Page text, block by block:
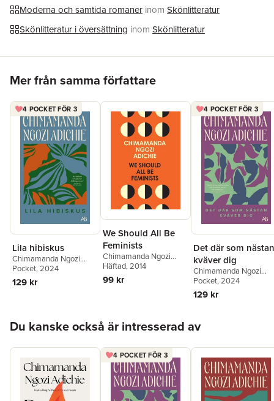
är den bara ett flyktigt tillstånd? Och hur uppriktiga behöver vi
egentligen vara mot oss själva för att kunna älska och bli
älskade?
Moderna och samtida romaner inom Skönlitteratur
Skönlitteratur i översättning inom Skönlitteratur
Mer från samma författare
4 POCKET FÖR 3
Lila hibiskus
Chimamanda Ngozi
Adichie
Pocket, 2024
129 kr
We Should All Be
Feminists
Chimamanda Ngozi
Adichie
Häftad, 2014
99 kr
4 POCKET FÖR 3
Det där som nästan
kväver dig
Chimamanda Ngozi
Adichie
Pocket, 2024
129 kr
Du kanske också är intresserad av
4 POCKET FÖR 3